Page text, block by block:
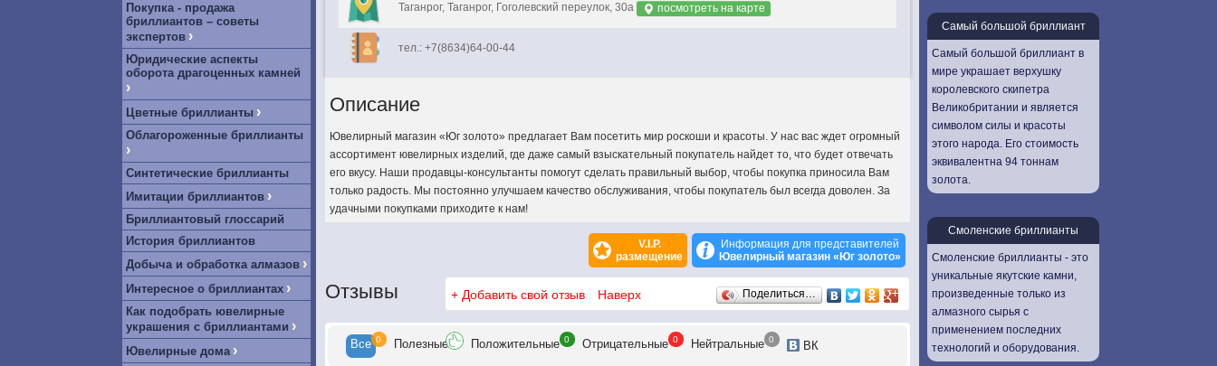
Покупка - продажа
бриллиантов – советы
экспертов ›
Юридические аспекты
оборота драгоценных камней
›
Цветные бриллианты ›
Облагороженные бриллианты
›
Синтетические бриллианты
Имитации бриллиантов ›
Бриллиантовый глоссарий
История бриллиантов
Добыча и обработка алмазов ›
Интересное о бриллиантах ›
Как подобрать ювелирные
украшения с бриллиантами ›
Ювелирные дома ›
Таганрог, Таганрог, Гоголевский переулок, 30а посмотреть на карте
тел.: +7(8634)64-00-44
Описание
Ювелирный магазин «Юг золото» предлагает Вам посетить мир роскоши и красоты. У нас вас ждет огромный
ассортимент ювелирных изделий, где даже самый взыскательный покупатель найдет то, что будет отвечать
его вкусу. Наши продавцы-консультанты помогут сделать правильный выбор, чтобы покупка приносила Вам
только радость. Мы постоянно улучшаем качество обслуживания, чтобы покупатель был всегда доволен. За
удачными покупками приходите к нам!
V.I.P.
размещение
Информация для представителей
Ювелирный магазин «Юг золото»
Отзывы + Добавить свой отзыв Наверх Поделиться…
Все 0 Полезные Положительные 0 Отрицательные 0 Нейтральные 0 ВК
Самый большой бриллиант
Самый большой бриллиант в
мире украшает верхушку
королевского скипетра
Великобритании и является
символом силы и красоты
этого народа. Его стоимость
эквивалентна 94 тоннам
золота.
Смоленские бриллианты
Смоленские бриллианты - это
уникальные якутские камни,
произведенные только из
алмазного сырья с
применением последних
технологий и оборудования.